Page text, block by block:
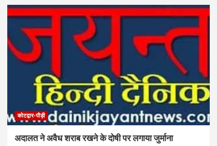
कोटद्वार-पौड़ी
अदालत ने अवैध शराब रखने के दोषी पर लगाया जुर्माना